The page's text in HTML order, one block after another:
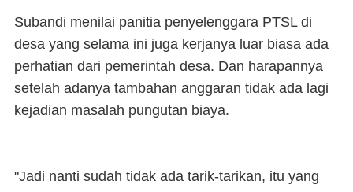
Subandi menilai panitia penyelenggara PTSL di
desa yang selama ini juga kerjanya luar biasa ada
perhatian dari pemerintah desa. Dan harapannya
setelah adanya tambahan anggaran tidak ada lagi
kejadian masalah pungutan biaya.
"Jadi nanti sudah tidak ada tarik-tarikan, itu yang